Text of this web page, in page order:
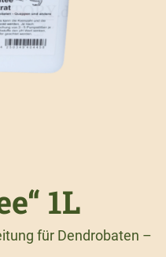
1L
für Dendrobaten –